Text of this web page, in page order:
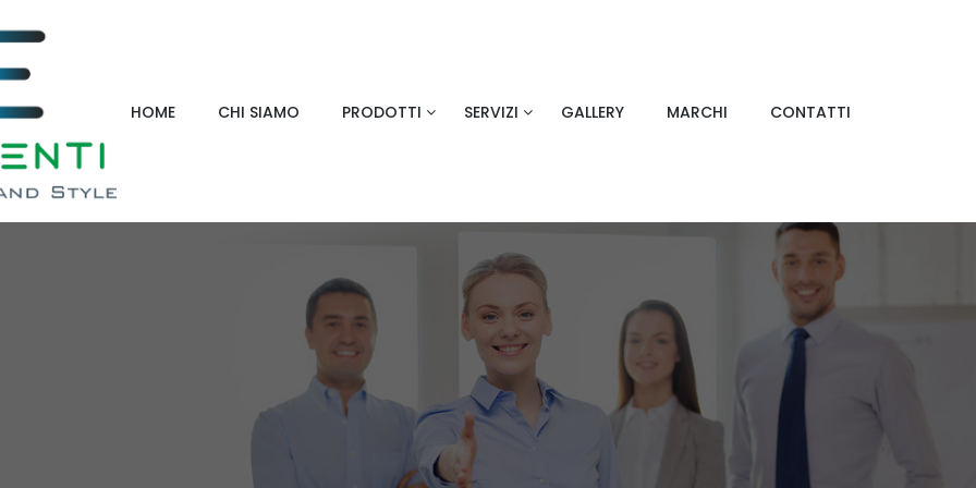
HOME CHI SIAMO PRODOTTI SERVIZI GALLERY MARCHI CONTATTI